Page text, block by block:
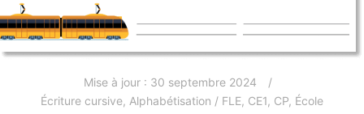
Mise à jour : 30 septembre 2024
Écriture cursive, Alphabétisation / FLE, CE1, CP, École